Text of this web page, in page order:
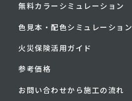
無料カラーシミュレーション
色見本・配色シミュレーション
火災保険活用ガイド
参考価格
お問い合わせから施工の流れ